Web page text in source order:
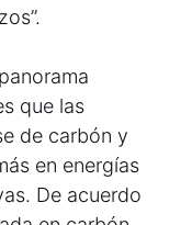
que las
de carbón y
en energías
De acuerdo